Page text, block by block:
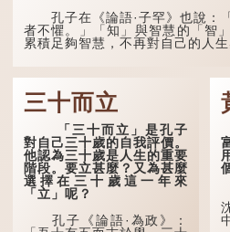
孔子在《論語·子罕》也說：
者不懼。」「知」與智慧的「智
累積足夠智慧，不再對自己的人
三十而立
「三十而立」是孔子
對自己三十歲的自我評價。
他認為三十歲是人生的重要
階段。要立甚麼？又為甚麼
選擇在三十歲這一年來
「立」呢？
孔子《論語·為政》：